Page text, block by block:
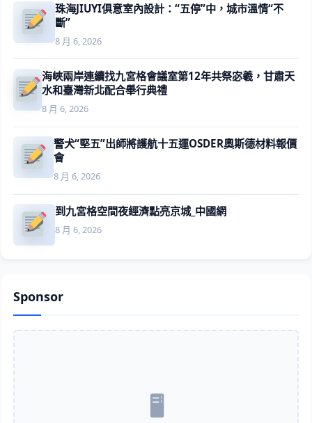
珠海JIUYI俱意室內設計：“五停”中，城市溫情“不
斷”
8 月 6, 2026
海峽兩岸連續找九宮格會議室第12年共祭宓羲，甘肅天
水和臺灣新北配合舉行典禮
8 月 6, 2026
警犬“堅五”出師將護航十五運OSDER奧斯德材料報價
會
8 月 6, 2026
到九宮格空間夜經濟點亮京城_中國網
8 月 6, 2026
Sponsor